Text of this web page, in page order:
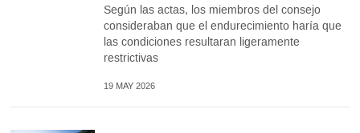
Según las actas, los miembros del consejo
consideraban que el endurecimiento haría que
las condiciones resultaran ligeramente
restrictivas
19 MAY 2026